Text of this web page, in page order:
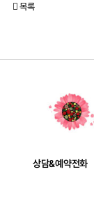
목록
상담&예약전화